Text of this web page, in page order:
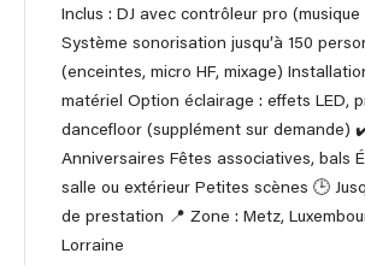
Inclus : DJ avec contrôleur pro
Système sonorisation jusqu’à 150
(enceintes, micro HF, mixage)
matériel Option éclairage : effets LED,
dancefloor (supplément sur demande)
Anniversaires Fêtes associatives, bals
salle ou extérieur Petites scènes 🕒
de prestation 📍 Zone : Metz,
Lorraine